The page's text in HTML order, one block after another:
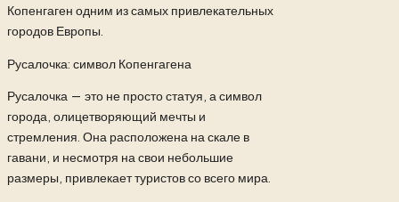
Копенгаген одним из самых привлекательных
городов Европы.
Русалочка: символ Копенгагена
Русалочка — это не просто статуя, а символ
города, олицетворяющий мечты и
стремления. Она расположена на скале в
гавани, и несмотря на свои небольшие
размеры, привлекает туристов со всего мира.